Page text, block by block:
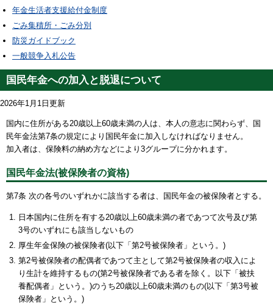
年金生活者支援給付金制度
ごみ集積所・ごみ分別
防災ガイドブック
一般競争入札公告
国民年金への加入と脱退について
2026年1月1日更新
国内に住所がある20歳以上60歳未満の人は、本人の意志に関わらず、国
民年金法第7条の規定により国民年金に加入しなければなりません。
加入者は、保険料の納め方などにより3グループに分かれます。
国民年金法(被保険者の資格)
第7条 次の各号のいずれかに該当する者は、国民年金の被保険者とする。
日本国内に住所を有する20歳以上60歳未満の者であつて次号及び第
3号のいずれにも該当しないもの
厚生年金保険の被保険者(以下「第2号被保険者」という。)
第2号被保険者の配偶者であつて主として第2号被保険者の収入によ
り生計を維持するもの(第2号被保険者である者を除く。以下「被扶
養配偶者」という。)のうち20歳以上60歳未満のもの(以下「第3号被
保険者」という。)